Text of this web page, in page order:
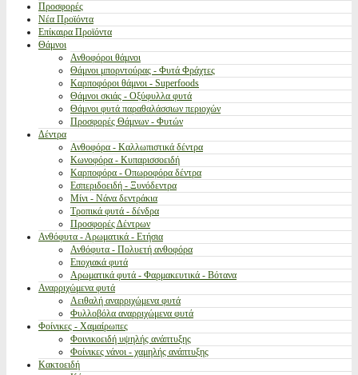
Προσφορές
Νέα Προϊόντα
Επίκαιρα Προϊόντα
Θάμνοι
Ανθοφόροι θάμνοι
Θάμνοι μπορντούρας - Φυτά Φράχτες
Καρποφόροι θάμνοι - Superfoods
Θάμνοι σκιάς - Οξύφυλλα φυτά
Θάμνοι φυτά παραθαλάσσιων περιοχών
Προσφορές Θάμνων - Φυτών
Δέντρα
Ανθοφόρα - Καλλωπιστικά δέντρα
Κωνοφόρα - Κυπαρισσοειδή
Καρποφόρα - Οπωροφόρα δέντρα
Εσπεριδοειδή - Ξυνόδεντρα
Μίνι - Νάνα δεντράκια
Τροπικά φυτά - δένδρα
Προσφορές Δέντρων
Ανθόφυτα - Αρωματικά - Ετήσια
Ανθόφυτα - Πολυετή ανθοφόρα
Εποχιακά φυτά
Αρωματικά φυτά - Φαρμακευτικά - Βότανα
Αναρριχώμενα φυτά
Αειθαλή αναρριχώμενα φυτά
Φυλλοβόλα αναρριχώμενα φυτά
Φοίνικες - Χαμαίρωπες
Φοινικοειδή υψηλής ανάπτυξης
Φοίνικες νάνοι - χαμηλής ανάπτυξης
Κακτοειδή